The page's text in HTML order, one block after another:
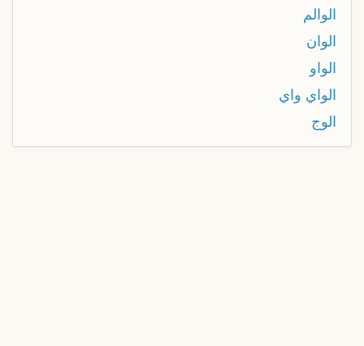
الوالم
الوان
الواو
الواي واي
الوج